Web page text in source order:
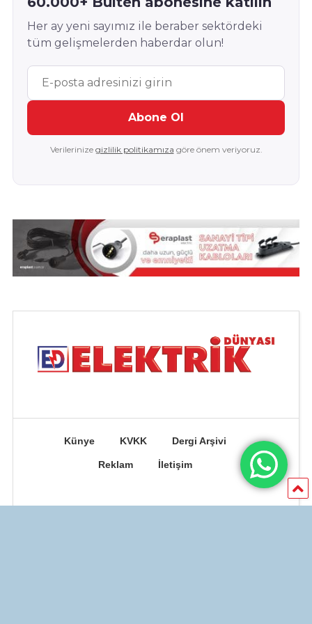
Her ay yeni sayımız ile beraber sektördeki
tüm gelişmelerden haberdar olun!
Abone Ol
Verilerinize gizlilik politikamıza göre önem veriyoruz.
Künye KVKK Dergi Arşivi
Reklam İletişim